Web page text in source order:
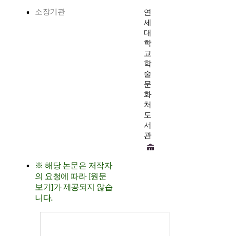
소장기관
연
세
대
학
교
학
술
문
화
처
도
서
관
※ 해당 논문은 저작자
의 요청에 따라 [원문
보기]가 제공되지 않습
니다.